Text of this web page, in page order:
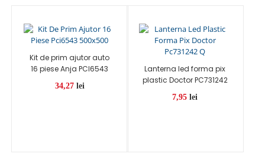
Kit de prim ajutor auto
16 piese Anja PCI6543
34,27 lei
Lanterna led forma pix
plastic Doctor PC731242
7,95lei